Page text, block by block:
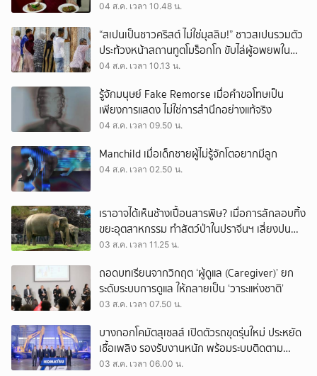
04 ส.ค. เวลา 10.48 น.
“สเปนเป็นชาวคริสต์ ไม่ใช่มุสลิม!” ชาวสเปนรวมตัว
ประท้วงหน้าสถานทูตโมร็อกโก ขับไล่ผู้อพยพใน
เมืองเซวตาออกนอกประเทศ
04 ส.ค. เวลา 10.13 น.
รู้จักมนุษย์ Fake Remorse เมื่อคำขอโทษเป็น
เพียงการแสดง ไม่ใช่การสำนึกอย่างแท้จริง
04 ส.ค. เวลา 09.50 น.
Manchild เมื่อเด็กชายผู้ไม่รู้จักโตอยากมีลูก
04 ส.ค. เวลา 02.50 น.
เราอาจได้เห็นช้างเปื้อนสารพิษ? เมื่อการลักลอบทิ้ง
ขยะอุตสาหกรรม ทำสัตว์ป่าในปราจีนฯ เสี่ยงปน
เปื้อน
03 ส.ค. เวลา 11.25 น.
ถอดบทเรียนจากวิกฤต ‘ผู้ดูแล (Caregiver)’ ยก
ระดับระบบการดูแล ให้กลายเป็น ‘วาระแห่งชาติ’
03 ส.ค. เวลา 07.50 น.
บางกอกโคมัตสุเซลส์ เปิดตัวรถขุดรุ่นใหม่ ประหยัด
เชื้อเพลิง รองรับงานหนัก พร้อมระบบติดตาม
เครื่องจักรผ่านดาวเทียม
03 ส.ค. เวลา 06.00 น.